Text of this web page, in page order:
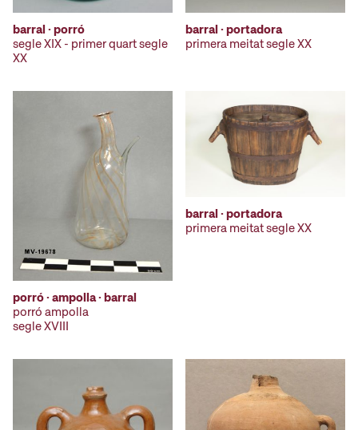
barral · porró
segle XIX - primer quart segle
XX
barral · portadora
primera meitat segle XX
porró · ampolla · barral
porró ampolla
segle XVIII
barral · portadora
primera meitat segle XX